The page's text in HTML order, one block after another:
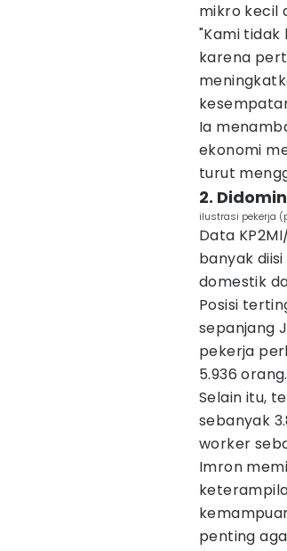
mikro kecil
"Kami tidak
karena
Ia
ekonomi
turut
2.
ilustrasi pekerja
Data
banyak
domestik
Posisi
sepanjang
pekerja
5.936 orang.
Selain itu,
sebanyak
worker
Imron
penting